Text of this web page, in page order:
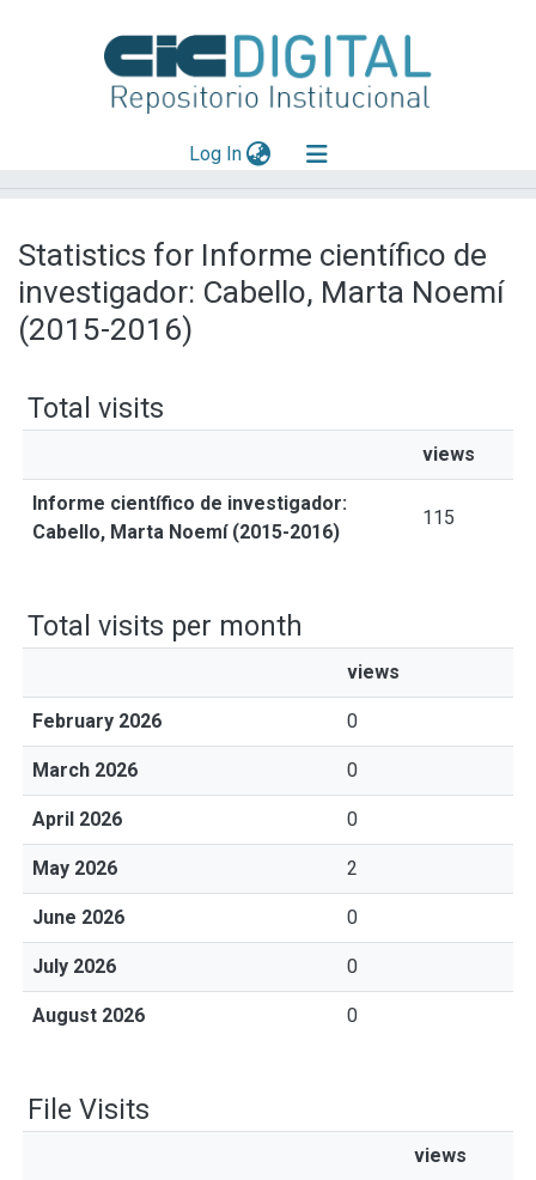
Log In(current)
Mas información
Aportar material
Statistics for Informe científico de
investigador: Cabello, Marta Noemí
(2015-2016)
Total visits
views
Informe científico de investigador:
Cabello, Marta Noemí (2015-2016)
115
Total visits per month
views
February 2026 0
March 2026 0
April 2026 0
May 2026 2
June 2026 0
July 2026 0
August 2026 0
File Visits
views